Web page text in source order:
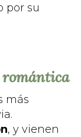
por su
romántica
más
, y vienen